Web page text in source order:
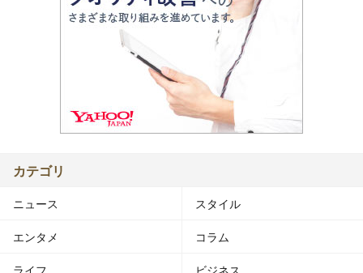
カテゴリ
ニュース スタイル
エンタメ コラム
ライフ ビジネス